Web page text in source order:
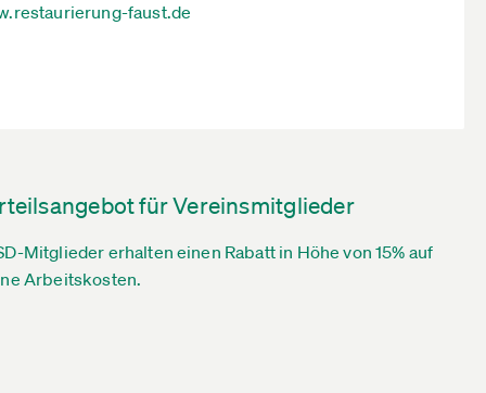
faust.de
für Vereinsmitglieder
Mitglieder erhalten einen Rabatt in Höhe von 15% auf
Arbeitskosten.